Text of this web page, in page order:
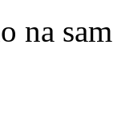
na